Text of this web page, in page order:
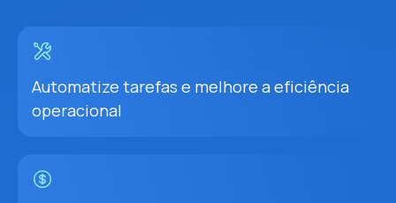
Automatize tarefas e melhore a eficiência
operacional